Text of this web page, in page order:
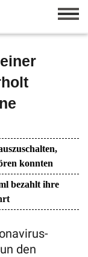
konnten
bezahlt ihre
den